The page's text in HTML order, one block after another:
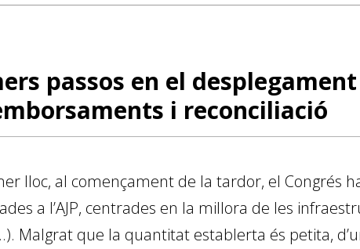
passos en el
i reconciliació
lloc, al començament de la tardor, el Congrés
a l’AJP, centrades en la millora de les
Malgrat que la quantitat establerta és petita,